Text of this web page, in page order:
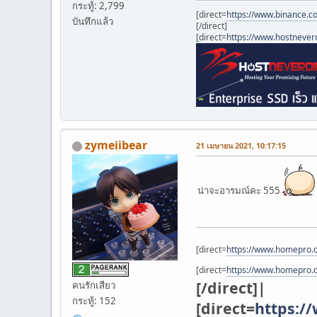
กระทู้: 2,799
บันทึกแล้ว
[direct=https://
[/direct]
[direct=https://
zymeiibear
คนรักเสียว
กระทู้: 152
21 เมษายน 2021, 10:17:15
น่าจะอารมณ์คะ 555
[direct=https://
[direct=https://
[/direct]|
[direct=https://